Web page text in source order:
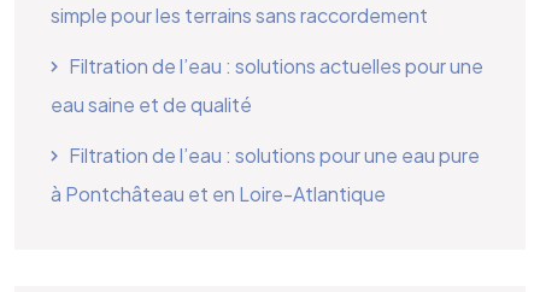
simple pour les terrains sans raccordement
Filtration de l’eau : solutions actuelles pour une
eau saine et de qualité
Filtration de l’eau : solutions pour une eau pure
à Pontchâteau et en Loire-Atlantique